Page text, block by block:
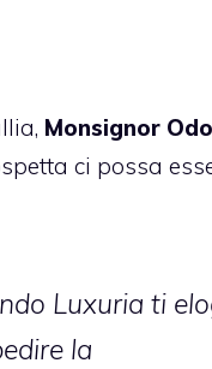
Monsignor
ci possa
Luxuria ti
la